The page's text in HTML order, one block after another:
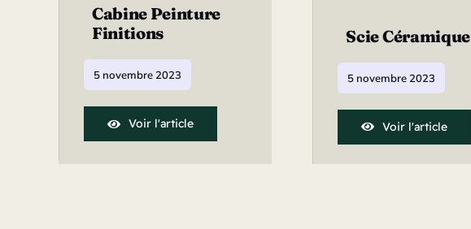
Cabine Peinture
Finitions
5 novembre 2023
Voir l'article
Scie Céramique
5 novembre 2023
Voir l'article